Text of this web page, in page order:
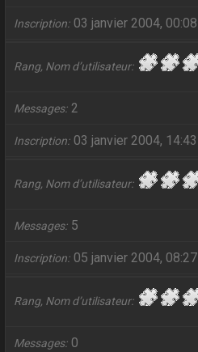
Inscription 03 janvier 2004, 00:08
Rang, Nom d’utilisateur
Messages 2
Inscription 03 janvier 2004, 14:43
Rang, Nom d’utilisateur
Messages 5
Inscription 05 janvier 2004, 08:27
Rang, Nom d’utilisateur
Messages 0